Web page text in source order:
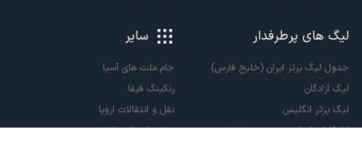
لیگ های پرطرفدار
جدول لیگ برتر ایران (خلیج فارس)
لیگ آزادگان
لیگ برتر انگلیس
لالیگا اسپانیا
سایر
جام ملت های آسیا
رنکینگ فیفا
نقل و انتقالات اروپا
نقل و انتقالات ایران